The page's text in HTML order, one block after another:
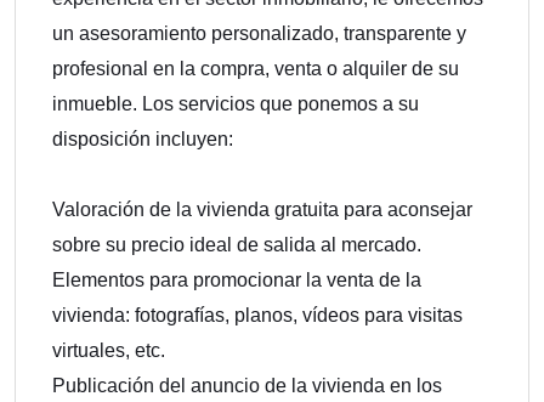
un asesoramiento personalizado, transparente y
profesional en la compra, venta o alquiler de su
inmueble. Los servicios que ponemos a su
disposición incluyen:
Valoración de la vivienda gratuita para aconsejar
sobre su precio ideal de salida al mercado.
Elementos para promocionar la venta de la
vivienda: fotografías, planos, vídeos para visitas
virtuales, etc.
Publicación del anuncio de la vivienda en los